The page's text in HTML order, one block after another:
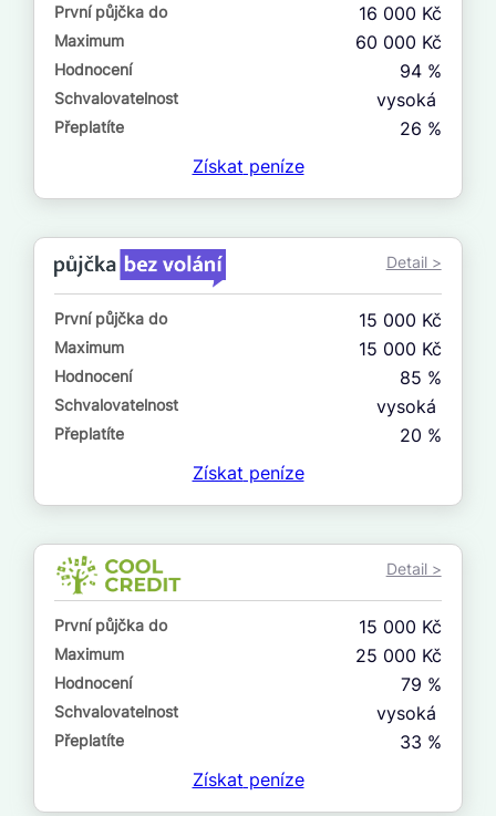
První půjčka zdarma
–
ano
Ve zkušebce
ano
ne
V exekuci
ano
ne
V hotovosti
ano
ne
První půjčka do 16 000 Kč
Maximum 60 000 Kč
Hodnocení 94 %
Schvalovatelnost vysoká
Přeplatíte
26 %
Získat peníze
Detail >
První půjčka do 15 000 Kč
Maximum 15 000 Kč
Hodnocení 85 %
Schvalovatelnost vysoká
Přeplatíte
20 %
Získat peníze
Detail >
První půjčka do 15 000 Kč
Maximum 25 000 Kč
Hodnocení 79 %
Schvalovatelnost vysoká
Přeplatíte
33 %
Získat peníze